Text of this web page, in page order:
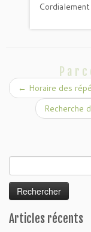
Cordialement
← Horaire des
Recherche
Articles récents